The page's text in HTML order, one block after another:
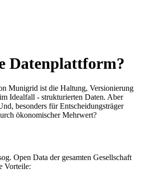
Datenplattform?
Munigrid ist die Haltung, Versionierung
Idealfall - strukturierten Daten. Aber
besonders für Entscheidungsträger
ökonomischer Mehrwert?
Open Data der gesamten Gesellschaft
Vorteile: